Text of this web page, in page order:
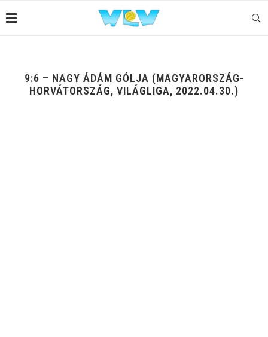
9:6 – NAGY ÁDÁM GÓLJA (MAGYARORSZÁG-
HORVÁTORSZÁG, VILÁGLIGA, 2022.04.30.)